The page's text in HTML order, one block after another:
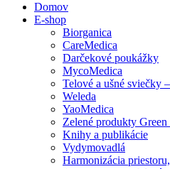
Domov
E-shop
Biorganica
CareMedica
Darčekové poukážky
MycoMedica
Telové a ušné sviečky
Weleda
YaoMedica
Zelené produkty Green
Knihy a publikácie
Vydymovadlá
Harmonizácia